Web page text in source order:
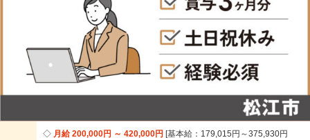
月給 200,000円 ～ 420,000円 基本給：179,015円～375,930円